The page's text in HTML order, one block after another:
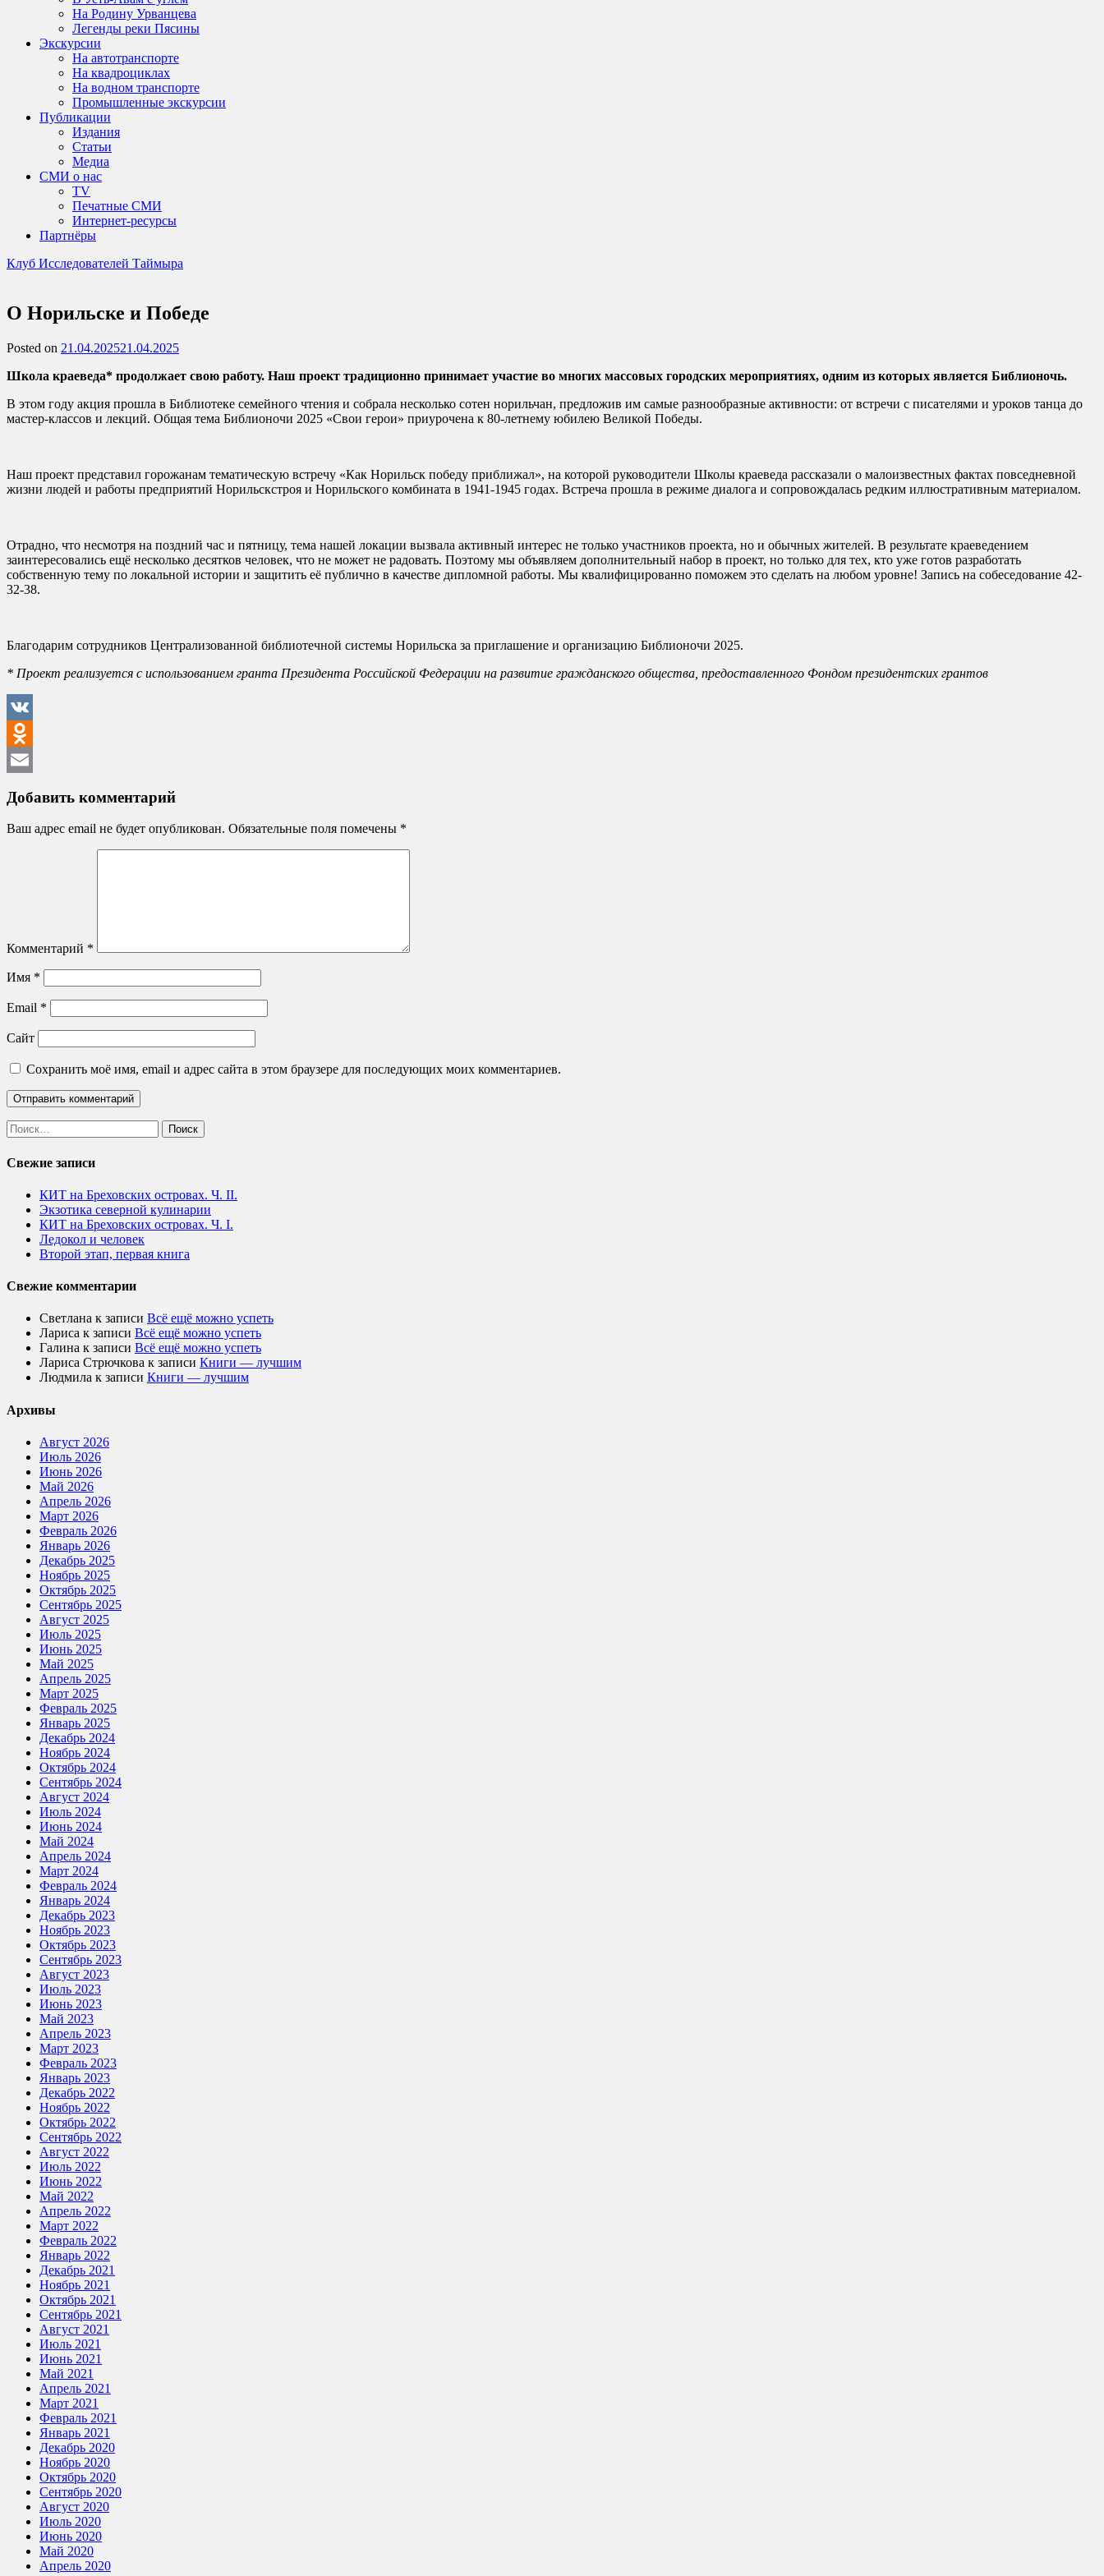
На Родину Урванцева
Легенды реки Пясины
Экскурсии
На автотранспорте
На квадроциклах
На водном транспорте
Промышленные экскурсии
Публикации
Издания
Статьи
Медиа
СМИ о нас
TV
Печатные СМИ
Интернет-ресурсы
Партнёры
Клуб Исследователей Таймыра
О Норильске и Победе
Posted on 21.04.202521.04.2025
Школа краеведа* продолжает свою работу. Наш проект традиционно принимает участие во многих массовых городских мероприятиях, одним из которых является Библионочь.
В этом году акция прошла в Библиотеке семейного чтения и собрала несколько сотен норильчан, предложив им самые разнообразные активности: от встречи с писателями и уроков танца до
мастер-классов и лекций. Общая тема Библионочи 2025 «Свои герои» приурочена к 80-летнему юбилею Великой Победы.
Наш проект представил горожанам тематическую встречу «Как Норильск победу приближал», на которой руководители Школы краеведа рассказали о малоизвестных фактах повседневной
жизни людей и работы предприятий Норильскстроя и Норильского комбината в 1941-1945 годах. Встреча прошла в режиме диалога и сопровождалась редким иллюстративным материалом.
Отрадно, что несмотря на поздний час и пятницу, тема нашей локации вызвала активный интерес не только участников проекта, но и обычных жителей. В результате краеведением
заинтересовались ещё несколько десятков человек, что не может не радовать. Поэтому мы объявляем дополнительный набор в проект, но только для тех, кто уже готов разработать
собственную тему по локальной истории и защитить её публично в качестве дипломной работы. Мы квалифицированно поможем это сделать на любом уровне! Запись на собеседование 42-
32-38.
Благодарим сотрудников Централизованной библиотечной системы Норильска за приглашение и организацию Библионочи 2025.
* Проект реализуется с использованием гранта Президента Российской Федерации на развитие гражданского общества, предоставленного Фондом президентских грантов
VK
Odnoklassniki
Добавить комментарий
Ваш адрес email не будет опубликован. Обязательные поля помечены *
Комментарий *
Имя *
Email *
Сайт
Сохранить моё имя, email и адрес сайта в этом браузере для последующих моих комментариев.
Найти:
Свежие записи
КИТ на Бреховских островах. Ч. II.
Экзотика северной кулинарии
КИТ на Бреховских островах. Ч. I.
Ледокол и человек
Второй этап, первая книга
Свежие комментарии
Светлана к записи Всё ещё можно успеть
Лариса к записи Всё ещё можно успеть
Галина к записи Всё ещё можно успеть
Лариса Стрючкова к записи Книги — лучшим
Людмила к записи Книги — лучшим
Архивы
Август 2026
Июль 2026
Июнь 2026
Май 2026
Апрель 2026
Март 2026
Февраль 2026
Январь 2026
Декабрь 2025
Ноябрь 2025
Октябрь 2025
Сентябрь 2025
Август 2025
Июль 2025
Июнь 2025
Май 2025
Апрель 2025
Март 2025
Февраль 2025
Январь 2025
Декабрь 2024
Ноябрь 2024
Октябрь 2024
Сентябрь 2024
Август 2024
Июль 2024
Июнь 2024
Май 2024
Апрель 2024
Март 2024
Февраль 2024
Январь 2024
Декабрь 2023
Ноябрь 2023
Октябрь 2023
Сентябрь 2023
Август 2023
Июль 2023
Июнь 2023
Май 2023
Апрель 2023
Март 2023
Февраль 2023
Январь 2023
Декабрь 2022
Ноябрь 2022
Октябрь 2022
Сентябрь 2022
Август 2022
Июль 2022
Июнь 2022
Май 2022
Апрель 2022
Март 2022
Февраль 2022
Январь 2022
Декабрь 2021
Ноябрь 2021
Октябрь 2021
Сентябрь 2021
Август 2021
Июль 2021
Июнь 2021
Май 2021
Апрель 2021
Март 2021
Февраль 2021
Январь 2021
Декабрь 2020
Ноябрь 2020
Октябрь 2020
Сентябрь 2020
Август 2020
Июль 2020
Июнь 2020
Май 2020
Апрель 2020